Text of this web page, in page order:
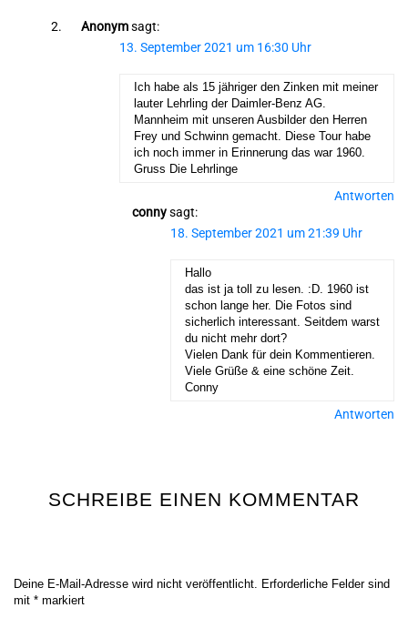
Anonymsagt:
13. September 2021 um 16:30 Uhr
Ich habe als 15 jähriger den Zinken mit meiner
lauter Lehrling der Daimler-Benz AG.
Mannheim mit unseren Ausbilder den Herren
Frey und Schwinn gemacht. Diese Tour habe
ich noch immer in Erinnerung das war 1960.
Gruss Die Lehrlinge
Antworten
connysagt:
18. September 2021 um 21:39 Uhr
Hallo
das ist ja toll zu lesen. :D. 1960 ist
schon lange her. Die Fotos sind
sicherlich interessant. Seitdem warst
du nicht mehr dort?
Vielen Dank für dein Kommentieren.
Viele Grüße & eine schöne Zeit.
Conny
Antworten
SCHREIBE EINEN KOMMENTAR
Deine E-Mail-Adresse wird nicht veröffentlicht. Erforderliche Felder sind
mit * markiert